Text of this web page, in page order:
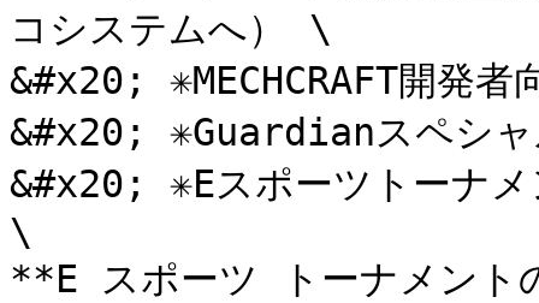
コシステムへ） \
&#x20; ✳︎MECHCRAFT開発
&#x20; ✳︎Guardianスペシャ
&#x20; ✳︎Eスポーツトーナメ
\
**E スポーツ トーナメン